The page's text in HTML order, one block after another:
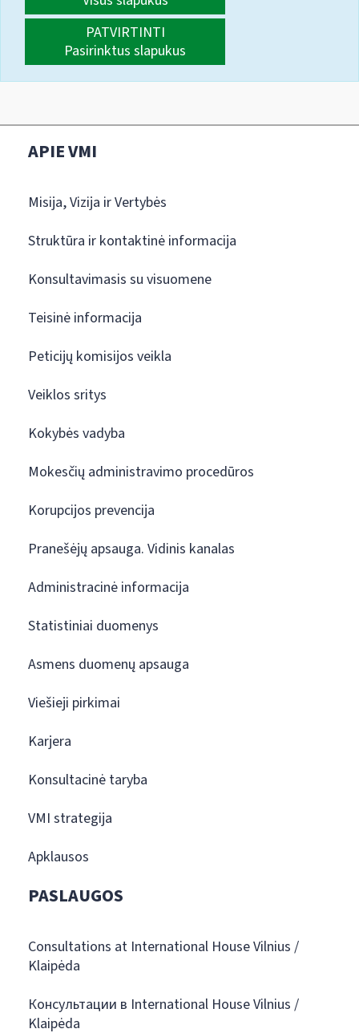
PATVIRTINTI
Pasirinktus slapukus
APIE VMI
Misija, Vizija ir Vertybės
Struktūra ir kontaktinė informacija
Konsultavimasis su visuomene
Teisinė informacija
Peticijų komisijos veikla
Veiklos sritys
Kokybės vadyba
Mokesčių administravimo procedūros
Korupcijos prevencija
Pranešėjų apsauga. Vidinis kanalas
Administracinė informacija
Statistiniai duomenys
Asmens duomenų apsauga
Viešieji pirkimai
Karjera
Konsultacinė taryba
VMI strategija
Apklausos
PASLAUGOS
Consultations at International House Vilnius /
Klaipėda
Консультации в International House Vilnius /
Klaipėda